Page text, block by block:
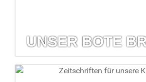
UNSER BOTE
Unser Bote bringts